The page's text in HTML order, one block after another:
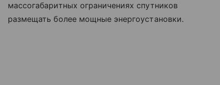
массогабаритных ограничениях спутников
размещать более мощные энергоустановки.